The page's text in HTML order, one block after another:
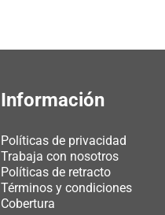
Información
Políticas de privacidad
Trabaja con nosotros
Políticas de retracto
Términos y condiciones
Cobertura